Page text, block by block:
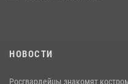
НОВОСТИ
Росгвардейцы знакомят